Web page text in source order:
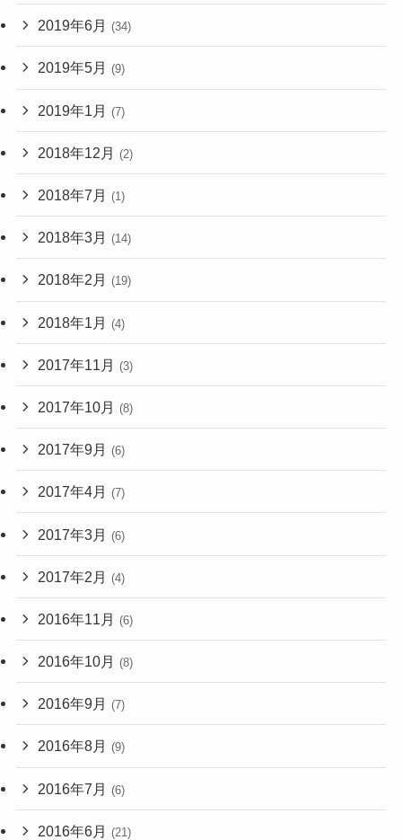
2019年6月 (34)
2019年5月 (9)
2019年1月 (7)
2018年12月 (2)
2018年7月 (1)
2018年3月 (14)
2018年2月 (19)
2018年1月 (4)
2017年11月 (3)
2017年10月 (8)
2017年9月 (6)
2017年4月 (7)
2017年3月 (6)
2017年2月 (4)
2016年11月 (6)
2016年10月 (8)
2016年9月 (7)
2016年8月 (9)
2016年7月 (6)
2016年6月 (21)